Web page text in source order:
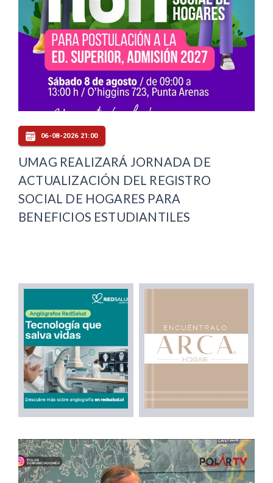
06-08-2026 21:00
UMAG REALIZARÁ JORNADA DE
ACTUALIZACIÓN DEL REGISTRO
SOCIAL DE HOGARES PARA
BENEFICIOS ESTUDIANTILES